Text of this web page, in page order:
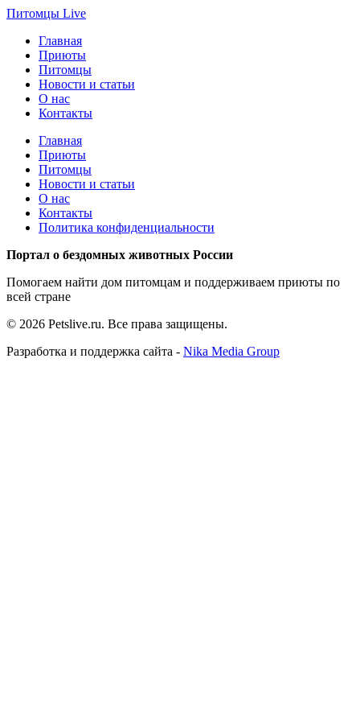
Питомцы Live
Главная
Приюты
Питомцы
Новости и статьи
О нас
Контакты
Главная
Приюты
Питомцы
Новости и статьи
О нас
Контакты
Политика конфиденциальности
Портал о бездомных животных России
Помогаем найти дом питомцам и поддерживаем приюты по
всей стране
© 2026 Petslive.ru. Все права защищены.
Разработка и поддержка сайта - Nika Media Group